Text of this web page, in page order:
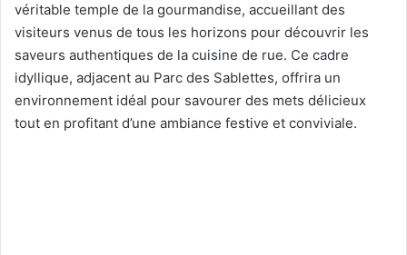
véritable temple de la gourmandise, accueillant des
visiteurs venus de tous les horizons pour découvrir les
saveurs authentiques de la cuisine de rue. Ce cadre
idyllique, adjacent au Parc des Sablettes, offrira un
environnement idéal pour savourer des mets délicieux
tout en profitant d’une ambiance festive et conviviale.